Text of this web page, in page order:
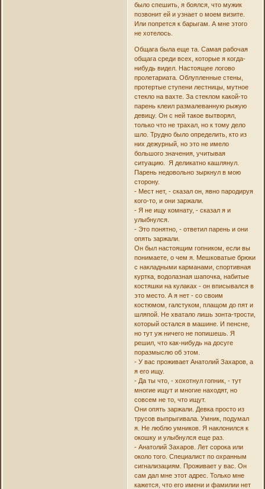
было спешить, я боялся, что мужик
позвонит ей и узнает о моем визите.
Или попрется к барыгам. А мне этого
не хотелось.
Общага была еще та. Самая рабочая
общага среди всех, которые я когда-
нибудь видел. Настоящее логово
пролетариата. Облупленные стены,
протертые ступени лестницы, мутное
стекло на вахте. За стеклом какой-то
парень клеил размалеванную рыжую
девицу. Он с ней такое вытворял,
только что не трахал, но к тому дело
шло. Трудно было определить, кто из
них дежурный, но это не имело
большого значения, учитывая
ситуацию. Я деликатно кашлянул.
Парень недовольно зыркнул в мою
сторону.
- Мест нет, - сказал он, явно пародируя
кого-то, и они заржали.
- Я не ищу комнату, - сказал я и
улыбнулся.
- Это понятно, - ответил парень и они
опять заржали.
Он был настоящим гопником, если вы
понимаете, о чем я. Мешковатые брюки
с накладными карманами, спортивная
куртка, водолазная шапочка, набитые
костяшки на кулаках - он вписывался в
это место. А я нет - со своим
костюмом, галстуком, плащом до пят и
шляпой. Не хватало лишь зонта-трости,
который остался в машине. И пенсне,
но тут уж ничего не попишешь. Я
решил, что как-нибудь на досуге
поразмыслю об этом.
- У вас проживает Анатолий Захаров, а
я его ищу.
- Да ты что, - хохотнул гопник, - тут
многие ищут и многие находят, но
совсем не то, что ищут.
Они опять заржали. Девка просто из
трусов выпрыгивала. Умник, подумал
я. Не люблю умников. Я наклонился к
окошку и улыбнулся еще раз.
- Анатолий Захаров. Лет сорока или
около того. Специалист по охранным
сигнализациям. Проживает у вас. Он
сам дал мне этот адрес. Только мне
кажется, что его имени и фамилии нет